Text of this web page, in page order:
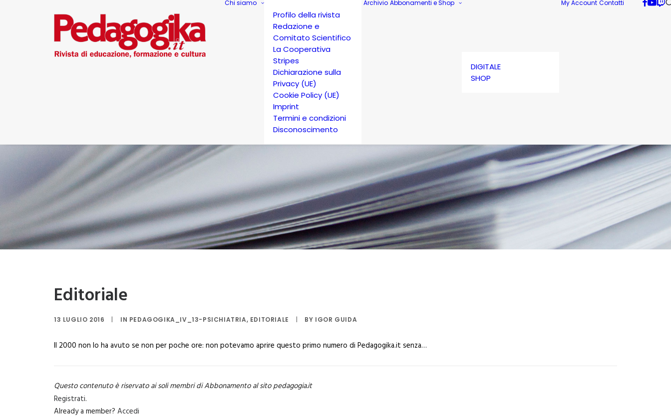
Chi siamo
Profilo della rivista
Redazione e
Comitato Scientifico
La Cooperativa
Stripes
Dichiarazione sulla
Privacy (UE)
Cookie Policy (UE)
Imprint
Termini e condizioni
Disconoscimento
Archivio Abbonamenti e Shop
DIGITALE
SHOP
My Account Contatti
Editoriale
13 LUGLIO 2016 | IN PEDAGOGIKA_IV_13-PSICHIATRIA, EDITORIALE | BY IGOR GUIDA
Il 2000 non lo ha avuto se non per poche ore: non potevamo aprire questo primo numero di Pedagogika.it senza…
Questo contenuto è riservato ai soli membri di Abbonamento al sito pedagogia.it
Registrati.
Already a member? Accedi